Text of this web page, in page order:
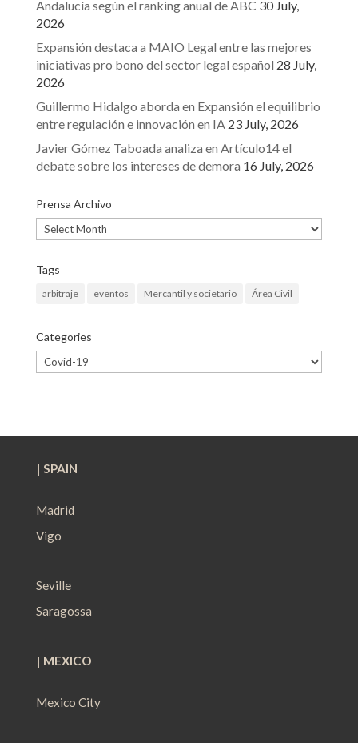
Andalucía según el ranking anual de ABC 30 July,
2026
Expansión destaca a MAIO Legal entre las mejores
iniciativas pro bono del sector legal español 28 July,
2026
Guillermo Hidalgo aborda en Expansión el equilibrio
entre regulación e innovación en IA 23 July, 2026
Javier Gómez Taboada analiza en Artículo14 el
debate sobre los intereses de demora 16 July, 2026
Prensa Archivo
Prensa
Archivo
Tags
arbitraje eventos Mercantil y societario Área Civil
Categories
Categories
| SPAIN
Madrid
Vigo
Seville
Saragossa
| MEXICO
Mexico City